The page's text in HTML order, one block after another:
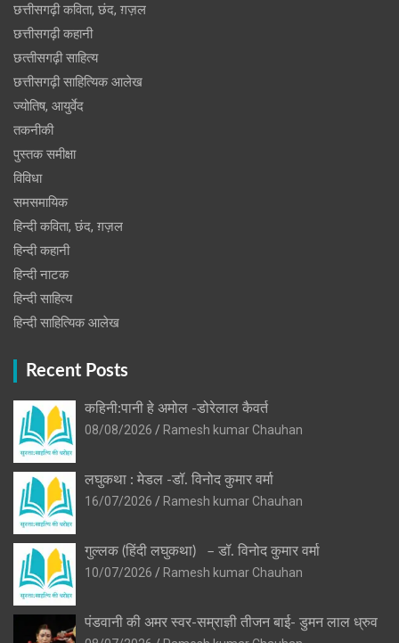
छत्तीसगढ़ी कविता, छंद, ग़ज़ल
छत्तीसगढ़ी कहानी
छत्‍तीसगढ़ी साहित्‍य
छत्तीसगढ़ी साहित्यिक आलेख
ज्योतिष, आयुर्वेद
तकनीकी
पुस्‍तक समीक्षा
विविधा
समसमायिक
हिन्दी कविता, छंद, ग़ज़ल
हिन्दी कहानी
हिन्‍दी नाटक
हिन्दी साहित्य
हिन्दी साहित्यिक आलेख
Recent Posts
कहिनी:पानी हे अमोल -डोरेलाल कैवर्त
08/08/2026
Ramesh kumar Chauhan
लघुकथा : मेडल -डॉ. विनोद कुमार वर्मा
16/07/2026
Ramesh kumar Chauhan
गुल्लक (हिंदी लघुकथा) – डॉ. विनोद कुमार वर्मा
10/07/2026
Ramesh kumar Chauhan
पंडवानी की अमर स्वर-सम्राज्ञी तीजन बाई- डुमन लाल ध्रुव